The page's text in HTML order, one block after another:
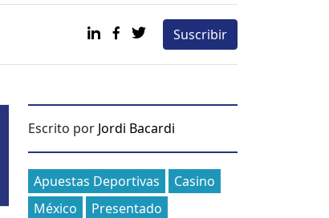
Suscribir
Escrito por Jordi Bacardi
Categories
Apuestas Deportivas
Casino
México
Presentado